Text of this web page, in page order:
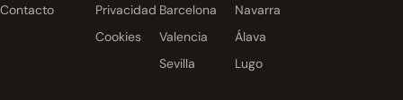
Contacto
Privacidad
Cookies
Barcelona
Valencia
Sevilla
Navarra
Álava
Lugo